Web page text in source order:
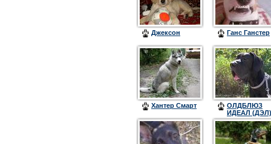
Джексон Ганс Ганстер
Хантер Смарт
ОЛДБЛЮЗ
ИДЕАЛ (ДЭЛ)